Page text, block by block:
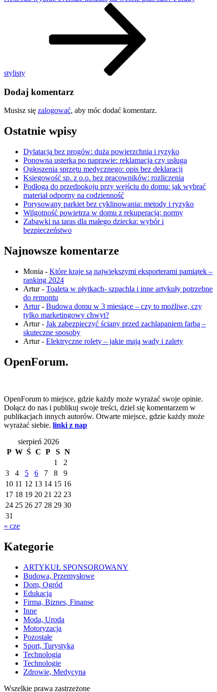
stylisty
Dodaj komentarz
Musisz się zalogować, aby móc dodać komentarz.
Ostatnie wpisy
Dylatacja bez progów: duża powierzchnia i ryzyko
Ponowna usterka po naprawie: reklamacja czy usługa
Ogłoszenia sprzętu medycznego: opis bez deklaracji
Księgowość sp. z o.o. bez pracowników: rozliczenia
Podłoga do przedpokoju przy wejściu do domu: jak wybrać
materiał odporny na codzienność
Porysowany parkiet bez cyklinowania: metody i ryzyko
Wilgotność powietrza w domu z rekuperacją: normy
Zabawki na taras dla małego dziecka: wybór i
bezpieczeństwo
Najnowsze komentarze
Monia - Które kraje są największymi eksporterami pamiątek –
ranking 2024
Artur- Toaleta w płytkach- szpachla i inne artykuły potrzebne
do remontu
Artur- Budowa domu w 3 miesiące – czy to możliwe, czy
tylko marketingowy chwyt?
Artur- Jak zabezpieczyć ściany przed zachlapaniem farbą –
skuteczne sposoby
Artur- Elektryczne rolety – jakie mają wady i zalety
OpenForum.
OpenForum to miejsce, gdzie każdy może wyrażać swoje opinie.
Dołącz do nas i publikuj swoje treści, dziel się komentarzem w
publikacjach innych autorów. Otwarte miejsce, gdzie każdy może
wyrażać siebie. linki z nap
sierpień 2026
P W Ś C P S N
1
2
3
4 5 6 7 8
9
10 11 12 13 14 15 16
17 18 19 20 21 22 23
24 25 26 27 28 29 30
31
« cze
Kategorie
ARTYKUŁ SPONSOROWANY
Budowa, Przemysłowe
Dom, Ogród
Edukacja
Firma, Biznes, Finanse
Inne
Moda, Uroda
Motoryzacja
Pozostałe
Sport, Turystyka
Technologia
Technologie
Zdrowie, Medycyna
Wszelkie prawa zastrzeżone